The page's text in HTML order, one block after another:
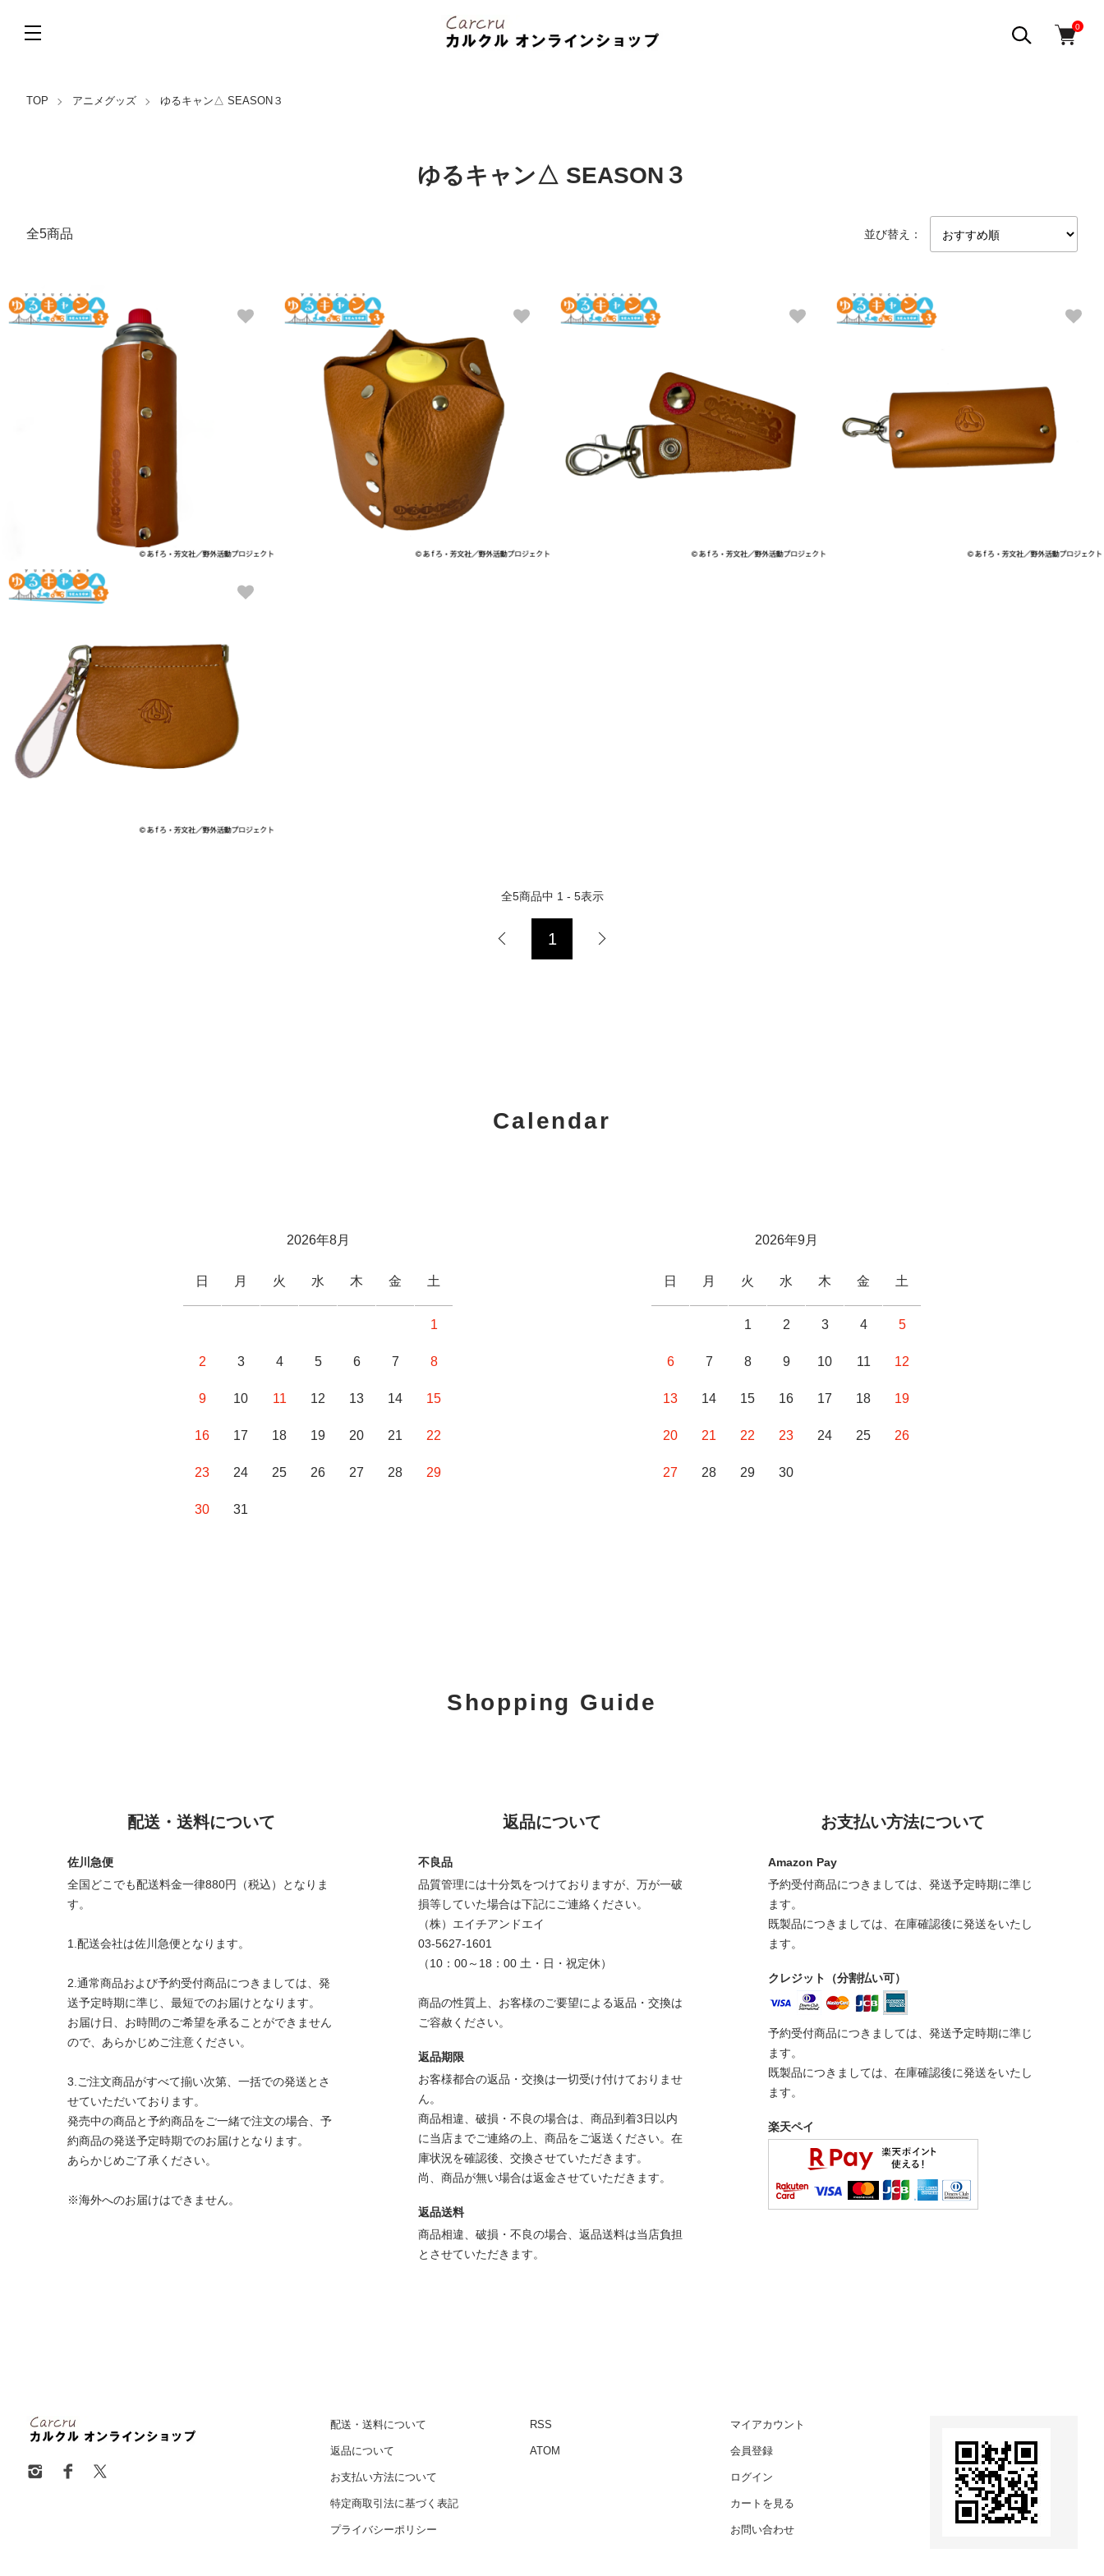
0
TOP アニメグッズ ゆるキャン△ SEASON３
ゆるキャン△ SEASON３
全5商品 並び替え：
全5商品中 1 - 5表示
1
Calendar
2026年8月
日 月 火 水 木 金 土
1
2 3 4 5 6 7 8
9 10 11 12 13 14 15
16 17 18 19 20 21 22
23 24 25 26 27 28 29
30 31
2026年9月
日 月 火 水 木 金 土
1 2 3 4 5
6 7 8 9 10 11 12
13 14 15 16 17 18 19
20 21 22 23 24 25 26
27 28 29 30
Shopping Guide
配送・送料について
佐川急便
全国どこでも配送料金一律880円（税込）となりま
す。
1.配送会社は佐川急便となります。
2.通常商品および予約受付商品につきましては、発
送予定時期に準じ、最短でのお届けとなります。
お届け日、お時間のご希望を承ることができません
ので、あらかじめご注意ください。
3.ご注文商品がすべて揃い次第、一括での発送とさ
せていただいております。
発売中の商品と予約商品をご一緒で注文の場合、予
約商品の発送予定時期でのお届けとなります。
あらかじめご了承ください。
※海外へのお届けはできません。
返品について
不良品
品質管理には十分気をつけておりますが、万が一破
損等していた場合は下記にご連絡ください。
（株）エイチアンドエイ
03-5627-1601
（10：00～18：00 土・日・祝定休）
商品の性質上、お客様のご要望による返品・交換は
ご容赦ください。
返品期限
お客様都合の返品・交換は一切受け付けておりませ
ん。
商品相違、破損・不良の場合は、商品到着3日以内
に当店までご連絡の上、商品をご返送ください。在
庫状況を確認後、交換させていただきます。
尚、商品が無い場合は返金させていただきます。
返品送料
商品相違、破損・不良の場合、返品送料は当店負担
とさせていただきます。
お支払い方法について
Amazon Pay
予約受付商品につきましては、発送予定時期に準じ
ます。
既製品につきましては、在庫確認後に発送をいたし
ます。
クレジット（分割払い可）
予約受付商品につきましては、発送予定時期に準じ
ます。
既製品につきましては、在庫確認後に発送をいたし
ます。
楽天ペイ
配送・送料について
返品について
お支払い方法について
特定商取引法に基づく表記
プライバシーポリシー
RSS
ATOM
マイアカウント
会員登録
ログイン
カートを見る
お問い合わせ